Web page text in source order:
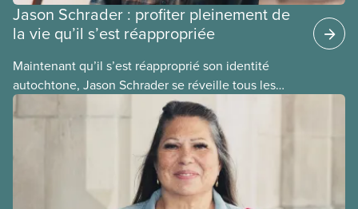
Jason Schrader : profiter pleinement de
la vie qu’il s’est réappropriée
Maintenant qu’il s’est réapproprié son identité
autochtone, Jason Schrader se réveille tous les
jours dans la bonne humeur et mord dans la vie à
belles dents. Découvrez son parcours dans cet
article de notre série de portraits des membres du
Comité national pour la justice raciale et du Conseil
national des Autochtones.